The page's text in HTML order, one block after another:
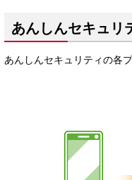
あんしんセキュリ
あんしんセキュリティの各